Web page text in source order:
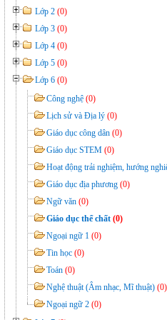
Lớp 2 (0)
Lớp 3 (0)
Lớp 4 (0)
Lớp 5 (0)
Lớp 6 (0)
Công nghệ (0)
Lịch sử và Địa lý (0)
Giáo dục công dân (0)
Giáo dục STEM (0)
Hoạt động trải nghiệm, hướng
Giáo dục địa phương (0)
Ngữ văn (0)
Giáo dục thể chất (0)
Ngoại ngữ 1 (0)
Tin học (0)
Toán (0)
Nghệ thuật (Âm nhạc, Mĩ thuật) (0)
Ngoại ngữ 2 (0)